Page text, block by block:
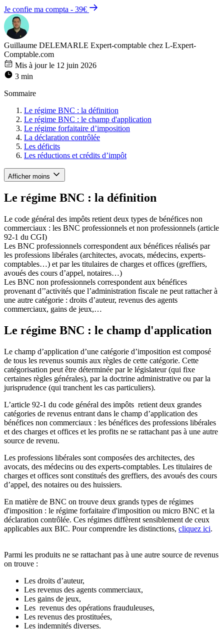
Je confie ma compta - 39€
Guillaume DELEMARLE Expert-comptable chez L-Expert-
Comptable.com
Mis à jour le 12 juin 2026
3 min
Sommaire
Le régime BNC : la définition
Le régime BNC : le champ d'application
Le régime forfaitaire d’imposition
La déclaration contrôlée
Les déficits
Les réductions et crédits d’impôt
Afficher moins
Le régime BNC : la définition
Le code général des impôts retient deux types de bénéfices non
commerciaux : les BNC professionnels et non professionnels (article
92-1 du CGI)
Les BNC professionnels correspondent aux bénéfices réalisés par
les professions libérales (architectes, avocats, médecins, experts-
comptables…) et par les titulaires de charges et offices (greffiers,
avoués des cours d’appel, notaires…)
Les BNC non professionnels correspondent aux bénéfices
provenant d’’activités que l’administration fiscale ne peut rattacher à
une autre catégorie : droits d’auteur, revenus des agents
commerciaux, gains de jeux,…
Le régime BNC : le champ d'application
Le champ d’application d’une catégorie d’imposition est composé
de tous les revenus soumis aux règles de cette catégorie. Cette
catégorisation peut être déterminée par le législateur (qui fixe
certaines règles générales), par la doctrine administrative ou par la
jurisprudence (qui tranchent les cas particuliers).
L’article 92-1 du code général des impôts retient deux grandes
catégories de revenus entrant dans le champ d’application des
bénéfices non commerciaux : les bénéfices des professions libérales
et des charges et offices et les profits ne se rattachant pas à une autre
source de revenu.
Les professions libérales sont composées des architectes, des
avocats, des médecins ou des experts-comptables. Les titulaires de
charges et offices sont constitués des greffiers, des avoués des cours
d’appel, des notaires ou des huissiers.
En matière de BNC on trouve deux grands types de régimes
d'imposition : le régime forfaitaire d'imposition ou micro BNC et la
déclaration contrôlée. Ces régimes diffèrent sensiblement de ceux
applicables aux BIC. Pour comprendre les distinctions, cliquez ici.
Parmi les produits ne se rattachant pas à une autre source de revenus
on trouve :
Les droits d’auteur,
Les revenus des agents commerciaux,
Les gains de jeux,
Les revenus des opérations frauduleuses,
Les revenus des prostituées,
Les indemnités diverses.